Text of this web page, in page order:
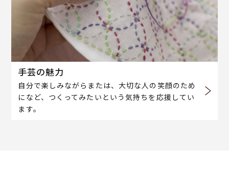
手芸の魅力
自分で楽しみながらまたは、大切な人の笑顔のため
になど、つくってみたいという気持ちを応援してい
ます。